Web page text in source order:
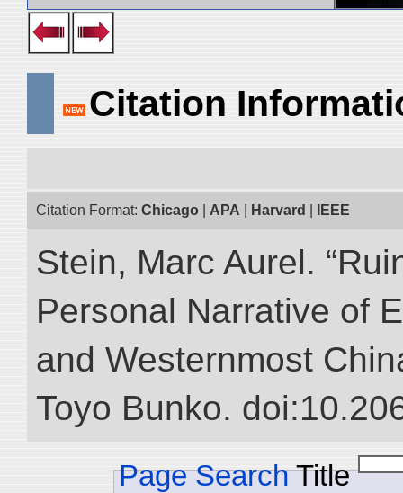
Citation
Citation Format: Chicago APA Harvard IEEE
Stein, Marc Aurel.
Personal Narrative of
and Westernmost
Toyo Bunko.
Page Search Title